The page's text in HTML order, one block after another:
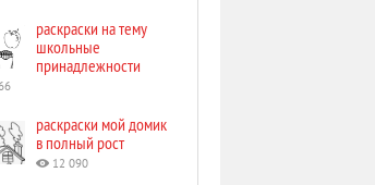
раскраски на тему
школьные
принадлежности
раскраски мой домик
в полный рост
12 090